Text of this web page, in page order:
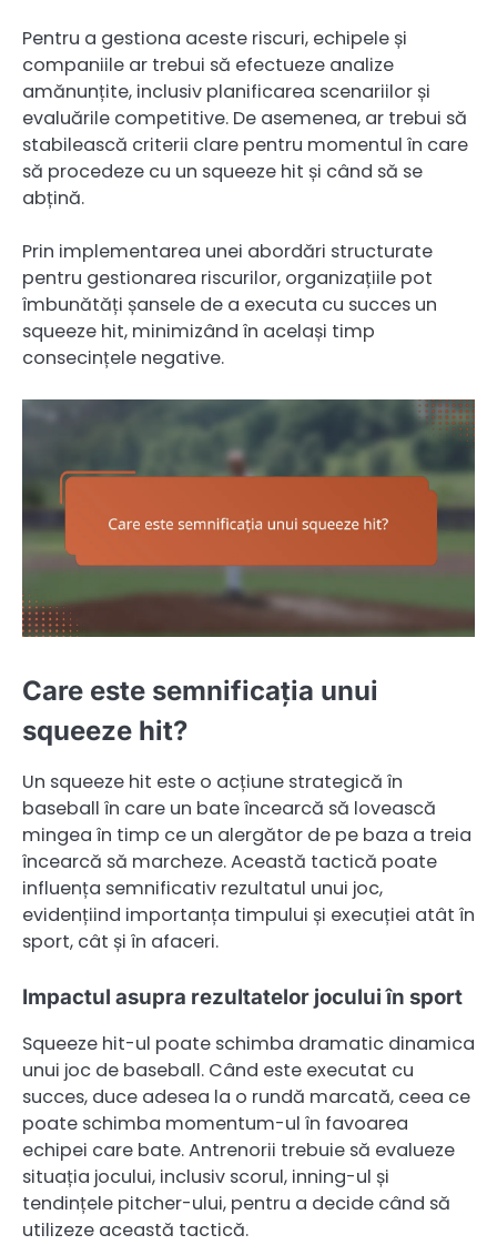
Pentru a gestiona aceste riscuri, echipele și
companiile ar trebui să efectueze analize
amănunțite, inclusiv planificarea scenariilor și
evaluările competitive. De asemenea, ar trebui să
stabilească criterii clare pentru momentul în care
să procedeze cu un squeeze hit și când să se
abțină.
Prin implementarea unei abordări structurate
pentru gestionarea riscurilor, organizațiile pot
îmbunătăți șansele de a executa cu succes un
squeeze hit, minimizând în același timp
consecințele negative.
Care este semnificația unui
squeeze hit?
Un squeeze hit este o acțiune strategică în
baseball în care un bate încearcă să lovească
mingea în timp ce un alergător de pe baza a treia
încearcă să marcheze. Această tactică poate
influența semnificativ rezultatul unui joc,
evidențiind importanța timpului și execuției atât în
sport, cât și în afaceri.
Impactul asupra rezultatelor jocului în sport
Squeeze hit-ul poate schimba dramatic dinamica
unui joc de baseball. Când este executat cu
succes, duce adesea la o rundă marcată, ceea ce
poate schimba momentum-ul în favoarea
echipei care bate. Antrenorii trebuie să evalueze
situația jocului, inclusiv scorul, inning-ul și
tendințele pitcher-ului, pentru a decide când să
utilizeze această tactică.